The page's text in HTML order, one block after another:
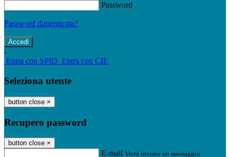
Password
Password dimenticata?
-
Entra con SPID Entra con CIE
Seleziona utente
button close ×
Recupero password
button close ×
E-mail Verrà inviato un messaggio